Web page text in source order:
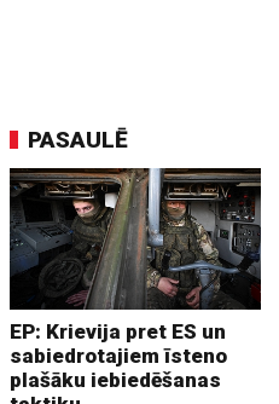
PASAULĒ
EP: Krievija pret ES un
sabiedrotajiem īsteno
plašāku iebiedēšanas